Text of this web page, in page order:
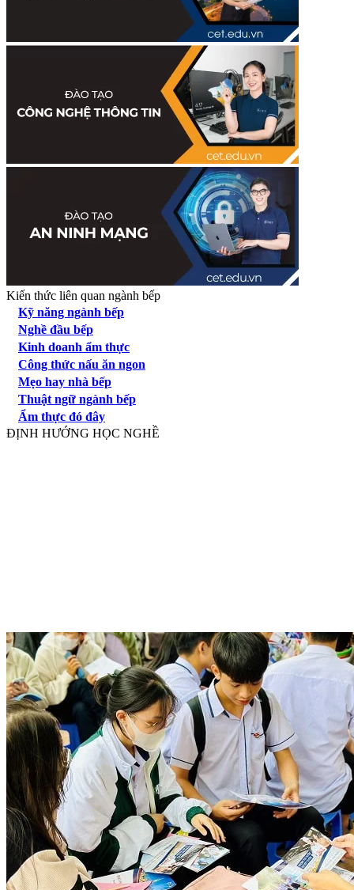
Kiến thức liên quan ngành bếp
Kỹ năng ngành bếp
Nghề đầu bếp
Kinh doanh ẩm thực
Công thức nấu ăn ngon
Mẹo hay nhà bếp
Thuật ngữ ngành bếp
Ẩm thực đó đây
ĐỊNH HƯỚNG HỌC NGHỀ